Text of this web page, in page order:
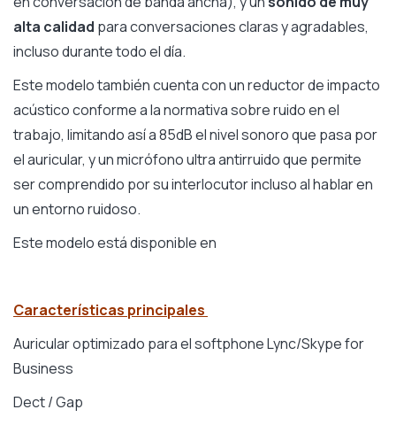
alta calidad para conversaciones claras y agradables,
incluso durante todo el día.
Este modelo también cuenta con un reductor de impacto
acústico conforme a la normativa sobre ruido en el
trabajo, limitando así a 85dB el nivel sonoro que pasa por
el auricular, y un micrófono ultra antirruido que permite
ser comprendido por su interlocutor incluso al hablar en
un entorno ruidoso.
Este modelo está disponible en
Características principales
Auricular optimizado para el softphone Lync/Skype for
Business
Dect / Gap